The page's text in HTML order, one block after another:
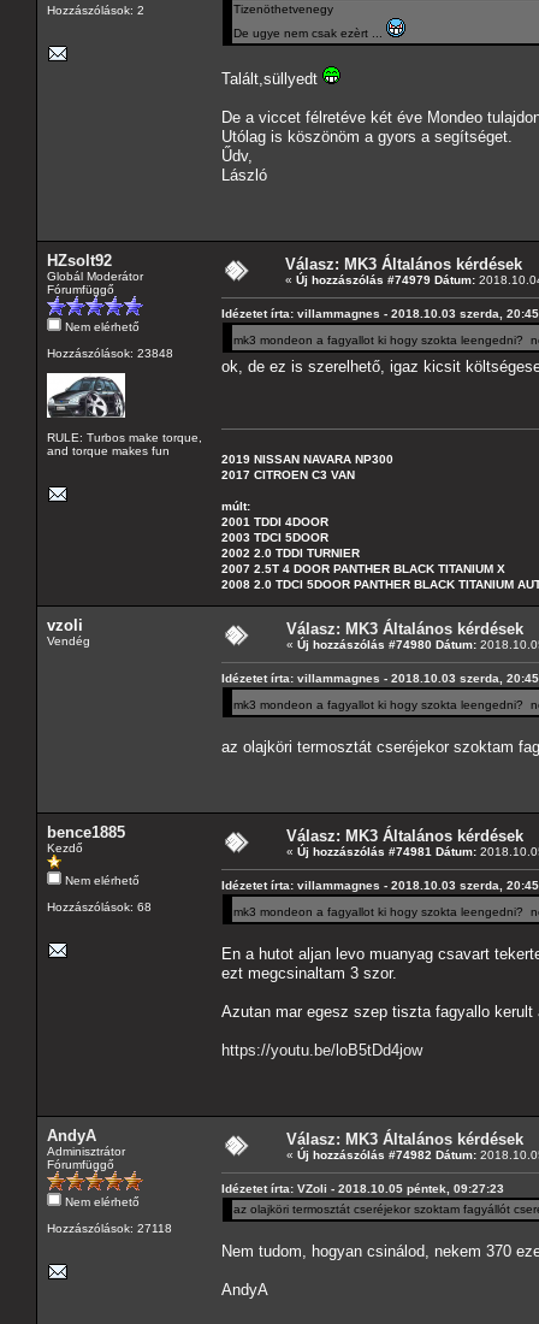
Hozzászólások: 2
Tizenöthetvenegy
De ugye nem csak ezèrt ...
Talált,süllyedt
De a viccet félretéve két éve Mondeo
Utólag is köszönöm a gyors a segítséget.
Űdv,
László
HZsolt92
Globál Moderátor
Fórumfüggő
Nem elérhető
Hozzászólások: 23848
RULE: Turbos make torque,
and torque makes fun
Válasz: MK3 Általános kérdések
« Új hozzászólás #74979 Dátum:
Idézetet írta: villammagnes - 2018.10.03 szerda,
mk3 mondeon a fagyallot ki hogy szokta leengedni?
ok, de ez is szerelhető, igaz kicsit
2019 NISSAN NAVARA NP300
2017 CITROEN C3 VAN
múlt:
2001 TDDI 4DOOR
2003 TDCI 5DOOR
2002 2.0 TDDI TURNIER
2007 2.5T 4 DOOR PANTHER BLACK TITANIUM X
2008 2.0 TDCI 5DOOR PANTHER BLACK TITANIUM
vzoli
Vendég
Válasz: MK3 Általános kérdések
« Új hozzászólás #74980 Dátum:
Idézetet írta: villammagnes - 2018.10.03 szerda,
mk3 mondeon a fagyallot ki hogy szokta leengedni?
az olajköri termosztát cseréjekor szoktam
bence1885
Kezdő
Nem elérhető
Hozzászólások: 68
Válasz: MK3 Általános kérdések
« Új hozzászólás #74981 Dátum:
Idézetet írta: villammagnes - 2018.10.03 szerda,
mk3 mondeon a fagyallot ki hogy szokta leengedni?
En a hutot aljan levo muanyag csavart
ezt megcsinaltam 3 szor.
Azutan mar egesz szep tiszta fagyallo
https://youtu.be/loB5tDd4jow
AndyA
Adminisztrátor
Fórumfüggő
Nem elérhető
Hozzászólások: 27118
Válasz: MK3 Általános kérdések
« Új hozzászólás #74982 Dátum:
Idézetet írta: VZoli - 2018.10.05 péntek, 09:27:23
az olajköri termosztát cseréjekor szoktam fagyállót
Nem tudom, hogyan csinálod, nekem 370
AndyA